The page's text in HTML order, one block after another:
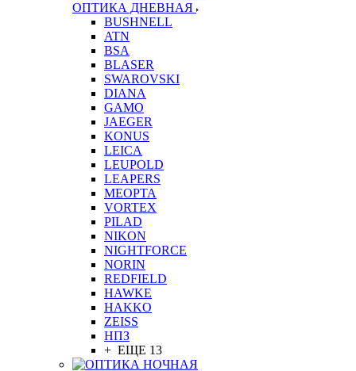
ОПТИКА ДНЕВНАЯ
BUSHNELL
ATN
BSA
BLASER
SWAROVSKI
DIANA
GAMO
JAEGER
KONUS
LEICA
LEUPOLD
LEAPERS
MEOPTA
VORTEX
PILAD
NIKON
NIGHTFORCE
NORIN
REDFIELD
HAWKE
HAKKO
ZEISS
НПЗ
+ ЕЩЕ 13